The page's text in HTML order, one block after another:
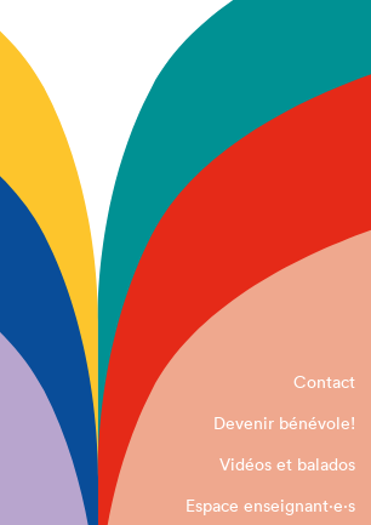
Contact
Devenir bénévole!
Vidéos et balados
Espace enseignant·e⋅s